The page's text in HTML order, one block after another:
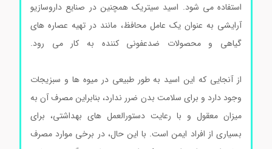
استفاده می شود. اسید سیتریک همچنین در صنایع داروسازیو
آرایشی به عنوان یک عامل محافظ، مانند در تهیه عصاره های
گیاهی و محصولات ضدعفونی کننده به کار می رود.
از آنجایی که این اسید به طور طبیعی در میوه ها و سبزیجات
وجود دارد و برای سلامت بدن ضرر ندارد، بنابراین مصرف آن به
میزان معقول و با رعایت دستورالعمل های بهداشتی، برای
بسیاری از افراد ایمن است. با این حال، در برخی موارد مصرف